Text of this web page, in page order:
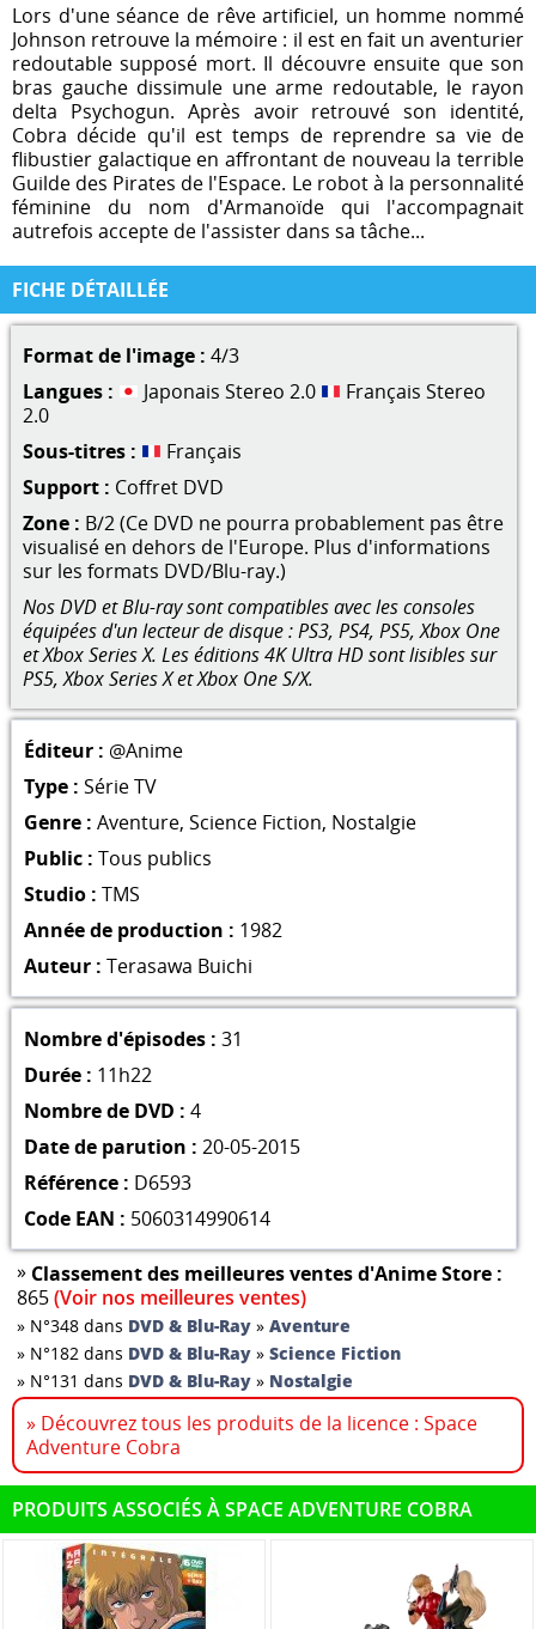
Lors d'une séance de rêve artificiel, un homme nommé
Johnson retrouve la mémoire : il est en fait un aventurier
redoutable supposé mort. Il découvre ensuite que son
bras gauche dissimule une arme redoutable, le rayon
delta Psychogun. Après avoir retrouvé son identité,
Cobra décide qu'il est temps de reprendre sa vie de
flibustier galactique en affrontant de nouveau la terrible
Guilde des Pirates de l'Espace. Le robot à la personnalité
féminine du nom d'Armanoïde qui l'accompagnait
autrefois accepte de l'assister dans sa tâche...
FICHE DÉTAILLÉE
Format de l'image : 4/3
Langues :
Japonais Stereo 2.0
Français Stereo
2.0
Sous-titres :
Français
Support : Coffret DVD
Zone : B/2 (Ce DVD ne pourra probablement pas être
visualisé en dehors de l'Europe. Plus d'informations
sur les formats DVD/Blu-ray.)
Nos DVD et Blu-ray sont compatibles avec les consoles
équipées d'un lecteur de disque : PS3, PS4, PS5, Xbox One
et Xbox Series X. Les éditions 4K Ultra HD sont lisibles sur
PS5, Xbox Series X et Xbox One S/X.
Éditeur : @Anime
Type : Série TV
Genre : Aventure, Science Fiction, Nostalgie
Public : Tous publics
Studio : TMS
Année de production : 1982
Auteur : Terasawa Buichi
Nombre d'épisodes : 31
Durée : 11h22
Nombre de DVD : 4
Date de parution : 20-05-2015
Référence : D6593
Code EAN : 5060314990614
» Classement des meilleures ventes d'Anime Store :
865(Voir nos meilleures ventes)
» N°348 dans DVD & Blu-Ray »Aventure
» N°182 dans DVD & Blu-Ray »Science Fiction
» N°131 dans DVD & Blu-Ray » Nostalgie
» Découvrez tous les produits de la licence : Space
Adventure Cobra
PRODUITS ASSOCIÉS À SPACE ADVENTURE COBRA